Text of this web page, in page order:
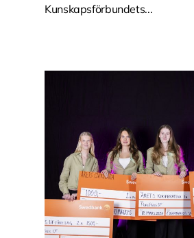
Kunskapsförbundets...